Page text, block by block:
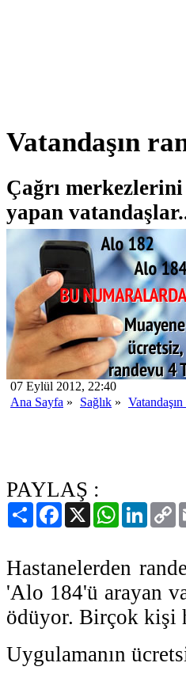
Vatandaşın
Çağrı
yapan
07 Eylül 2012, 22:40
Ana Sayfa » Sağlık »
PAYLAŞ :
PaylaşFacebook
X WhatsApp
Hastanelerden
'Alo 184'ü arayan
ödüyor. Birçok kişi
Uygulamanın